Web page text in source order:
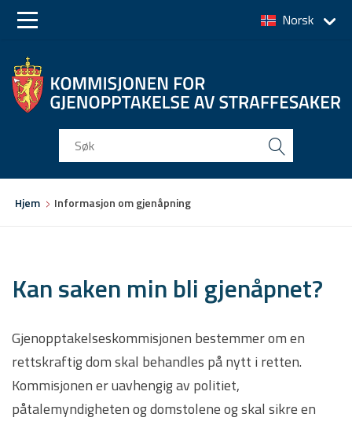
to
to
Norsk
Hjem Informasjon om gjenåpning
Kan saken min bli gjenåpnet?
Gjenopptakelseskommisjonen bestemmer om en
rettskraftig dom skal behandles på nytt i retten.
Kommisjonen er uavhengig av politiet,
påtalemyndigheten og domstolene og skal sikre en